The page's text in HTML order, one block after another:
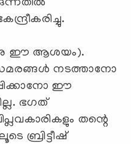
ഈ ആശയം).
സമരങ്ങള്‍ നടത്താനോ
ഈ
ഭഗത്
തന്റെ
ബ്രിട്ടീഷ്